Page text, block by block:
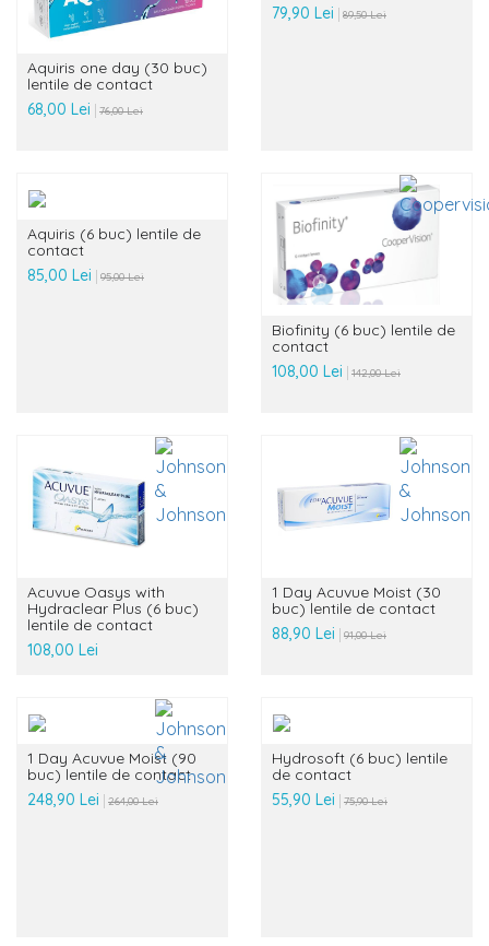
Aquiris one day (30 buc)
lentile de contact
68,00 Lei
76,00 Lei
79,90 Lei
89,50 Lei
Aquiris (6 buc) lentile de
contact
85,00 Lei
95,00 Lei
Biofinity (6 buc) lentile de
contact
108,00 Lei
142,00 Lei
Acuvue Oasys with
Hydraclear Plus (6 buc)
lentile de contact
108,00 Lei
1 Day Acuvue Moist (30
buc) lentile de contact
88,90 Lei
91,00 Lei
1 Day Acuvue Moist (90
buc) lentile de contact
248,90 Lei
264,00 Lei
Hydrosoft (6 buc) lentile
de contact
55,90 Lei
75,90 Lei